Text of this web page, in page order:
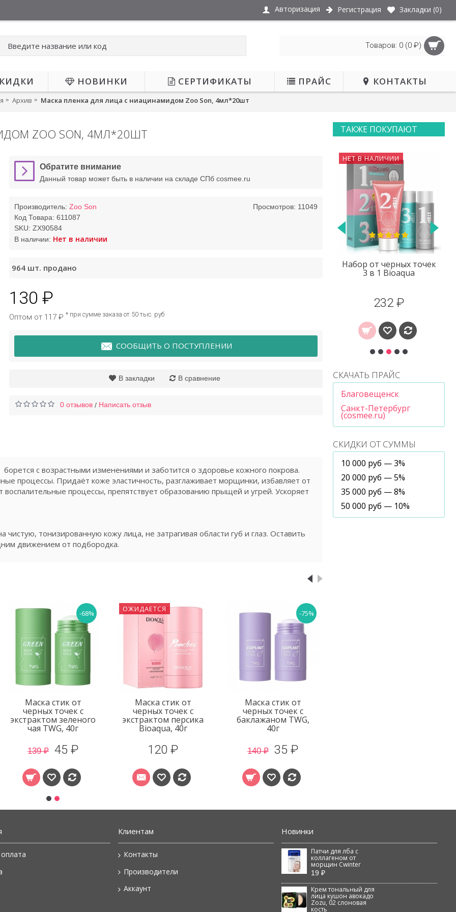
Авторизация Регистрация Закладки (0)
Товаров: 0 (0 ₽)
НОВИНКИ СЕРТИФИКАТЫ ПРАЙС КОНТАКТЫ
Архив Маска пленка для лица с ниацинамидом Zoo Son, 4мл*20шт
ТАКЖЕ ПОКУПАЮТ
от черных точек
с углем Bioaqua
99 ₽
Крем для лица с
лошадиным жиром
Bioaqua 50 грамм
219 ₽
СКАЧАТЬ ПРАЙС
Благовещенск
Санкт-Петербург
(cosmee.ru)
СКИДКИ ОТ СУММЫ
10 000 руб — 3%
20 000 руб — 5%
35 000 руб — 8%
50 000 руб — 10%
ZOO SON, 4МЛ*20ШТ
Обратите внимание
Данный товар может быть в наличии на складе СПб cosmee.ru
Просмотров: 11049
Производитель: Zoo Son
Код Товара: 611087
SKU: ZX90584
В наличии: Нет в наличии
964 шт. продано
130 ₽
Оптом от 117 ₽ * при сумме заказа от 50 тыс. руб
СООБЩИТЬ О ПОСТУПЛЕНИИ
В закладки В сравнение
0 отзывов / Написать отзыв
с возрастными изменениями и заботится о здоровье кожного покрова.
процессы. Придаёт коже эластичность, разглаживает морщинки, избавляет от
процессы, препятствует образованию прыщей и угрей. Ускоряет
чистую, тонизированную кожу лица, не затрагивая области губ и глаз. Оставить
движением от подбородка.
-68%
Маска стик от
черных точек с
экстрактом зеленого
чая TWG, 40г
139 ₽ 45 ₽
ОЖИДАЕТСЯ
Маска стик от
черных точек с
экстрактом персика
Bioaqua, 40г
120 ₽
-75%
Маска стик от
черных точек с
баклажаном TWG,
40г
140 ₽ 35 ₽
Клиентам
Контакты
Производители
Аккаунт
Новинки
Патчи для лба с
коллагеном от
морщин Cwinter
19 ₽
Крем тональный для
лица кушон авокадо
Zozu, 02 слоновая
кость